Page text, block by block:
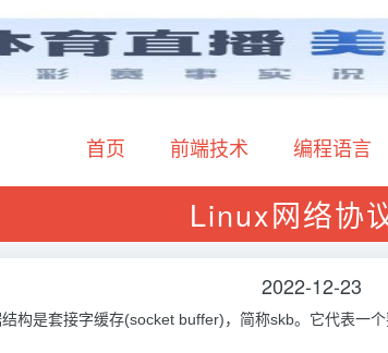
首页 前端技术 编程语言
Linux网络协
2022-12-23
构是套接字缓存(socket buffer)，简称skb。它代表一